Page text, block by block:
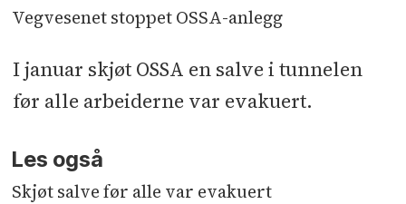
Vegvesenet stoppet OSSA-anlegg
I januar skjøt OSSA en salve i tunnelen
før alle arbeiderne var evakuert.
Les også
Skjøt salve før alle var evakuert